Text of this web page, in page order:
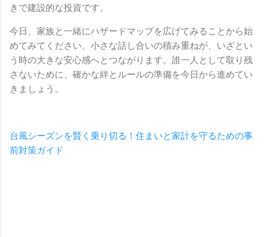
きで建設的な投資です。
今日、家族と一緒にハザードマップを広げてみることから始
めてみてください。小さな話し合いの積み重ねが、いざとい
う時の大きな安心感へとつながります。誰一人として取り残
さないために、確かな絆とルールの準備を今日から進めてい
きましょう。
台風シーズンを賢く乗り切る！住まいと家計を守るための事
前対策ガイド